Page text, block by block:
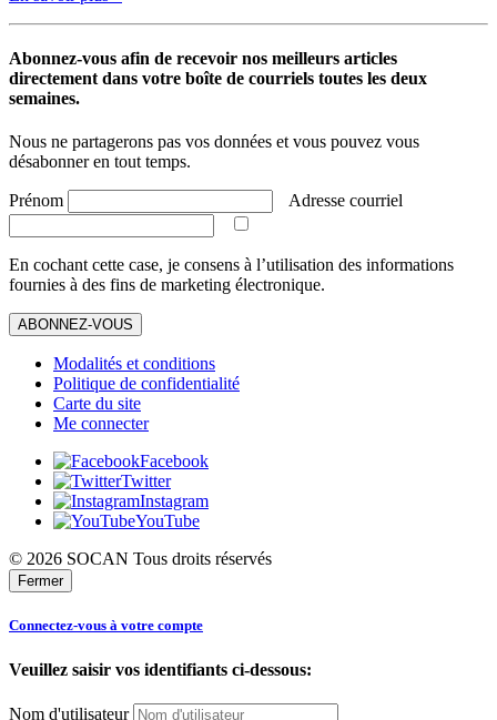
Abonnez-vous afin de recevoir nos meilleurs articles
directement dans votre boîte de courriels toutes les deux
semaines.
Nous ne partagerons pas vos données et vous pouvez vous
désabonner en tout temps.
Prénom Adresse courriel
En cochant cette case, je consens à l’utilisation des informations
fournies à des fins de marketing électronique.
ABONNEZ-VOUS
Modalités et conditions
Politique de confidentialité
Carte du site
Me connecter
Facebook
Twitter
Instagram
YouTube
© 2026 SOCAN Tous droits réservés
Fermer
Connectez-vous à votre compte
Veuillez saisir vos identifiants ci-dessous:
Nom d'utilisateur